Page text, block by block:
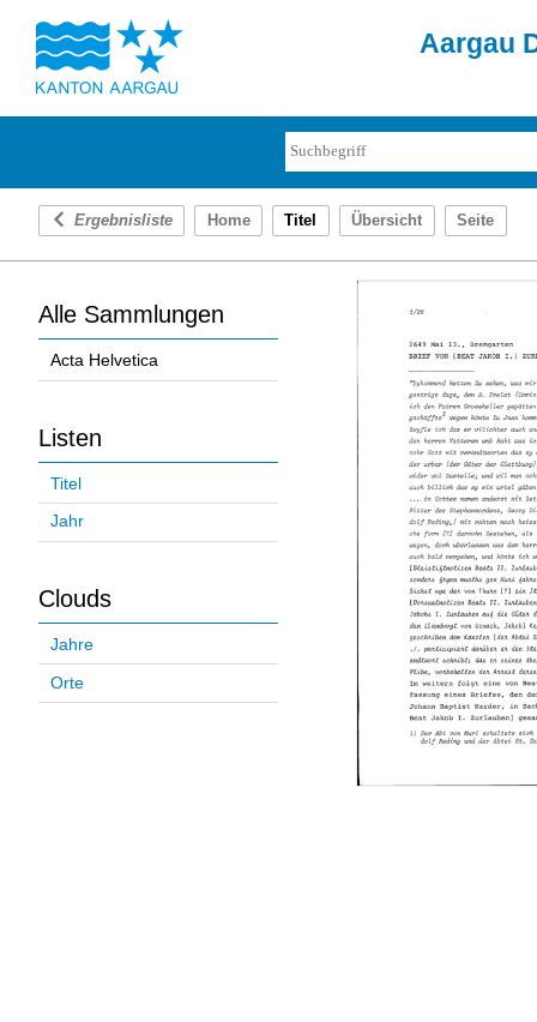
Aargau
Ergebnisliste Home Titel Übersicht Seite
Alle Sammlungen
Acta Helvetica
Listen
Titel
Jahr
Clouds
Jahre
Orte